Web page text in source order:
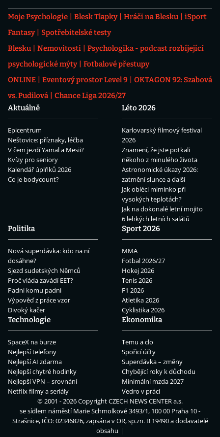
Moje Psychologie Blesk Tlapky Hráči na Blesku
iSport
Fantasy
Spotřebitelské testy
Blesku
Nemovitosti
Psychologika - podcast rozbíjející
psychologické mýty
Fotbalové přestupy
ONLINE
Eventový prostor Level 9
OKTAGON 92: Szabová
vs. Pudilová
Chance Liga 2026/27
Aktuálně
Epicentrum
Neštovice: příznaky, léčba
V čem jezdí Yamal a Mesii?
Kvízy pro seniory
Kalendář úplňků 2026
Co je bodycount?
Léto 2026
Karlovarský filmový festival
2026
Znamení, že jste potkali
někoho z minulého života
Astronomické úkazy 2026:
zatmění slunce a další
Jak obléci miminko při
vysokých teplotách?
Jak na dokonalé letní mojito
6 lehkých letních salátů
Politika
Nová superdávka: kdo na ní
dosáhne?
Sjezd sudetských Němců
Proč vláda zavádí EET?
Padni komu padni
Výpověď z práce vzor
Divoký kačer
Sport 2026
MMA
Fotbal 2026/27
Hokej 2026
Tenis 2026
F1 2026
Atletika 2026
Cyklistika 2026
Technologie
SpaceX na burze
Nejlepší telefony
Nejlepší AI zdarma
Nejlepší chytré hodinky
Nejlepší VPN – srovnání
Netflix filmy a seriály
Ekonomika
Temu a clo
Spořicí účty
Superdávka – změny
Chybějící roky k důchodu
Minimální mzda 2027
Vedro v práci
© 2001 - 2026 CopyrightCZECH NEWS CENTER a.s.
se sídlem náměstí Marie Schmolkové 3493/1, 100 00 Praha 10 -
Strašnice, IČO: 02346826, zapsána v OR, sp.zn. B 19490 a dodavatelé
obsahu